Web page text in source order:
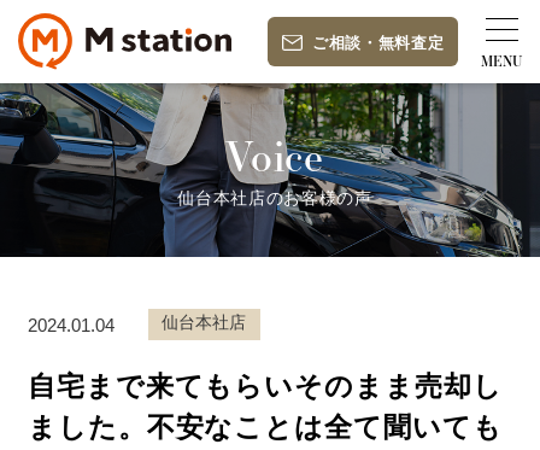
ご相談 ・ 無料査定
Voice
仙台本社店のお客様の声
2024.01.04 仙台本社店
自宅まで来てもらいそのまま売却し
ました。不安なことは全て聞いても